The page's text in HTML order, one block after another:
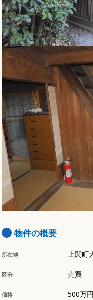
物件の概要
所在地 上関町
区分 売買
価格 500万円